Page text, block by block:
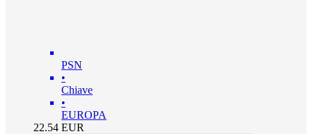
PSN
•
Chiave
•
EUROPA
22.54 EUR